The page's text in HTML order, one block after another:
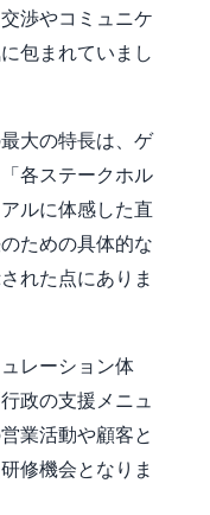
渉やコミュニケ
包まれていまし
大の特長は、ゲ
各ステークホル
ルに体感した直
ための具体的な
れた点にありま
レーション体
政の支援メニュ
業活動や顧客と
修機会となりま